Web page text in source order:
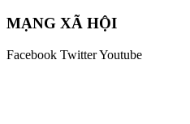
MẠNG XÃ HỘI
Facebook TwitterYoutube